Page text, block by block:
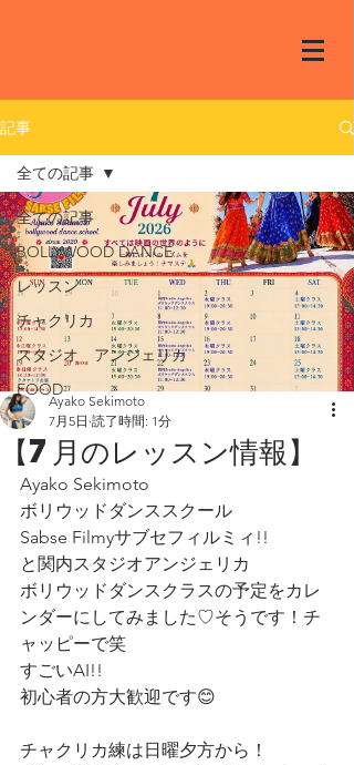
記事
全ての記事
BOLLYWOOD DANCE
レッスン
チャクリカ
スタジオ アンジェリカ
FOOD
全ての記事
【7月のレッスン情報】
Ayako Sekimoto
7月5日 読了時間: 1分
Ayako Sekimoto
ボリウッドダンススクール
Sabse Filmyサブセフィルミィ!!
と関内スタジオアンジェリカ
ボリウッドダンスクラスの予定をカレ
ンダーにしてみました♡そうです！チ
ャッピーで笑
すごいAI!!
初心者の方大歓迎です😊
チャクリカ練は日曜夕方から！